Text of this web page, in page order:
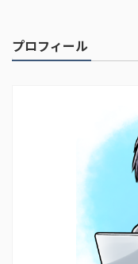
プロフィール